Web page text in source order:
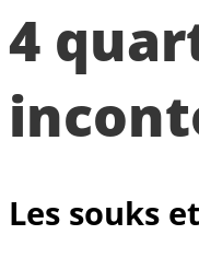
4
Les souks